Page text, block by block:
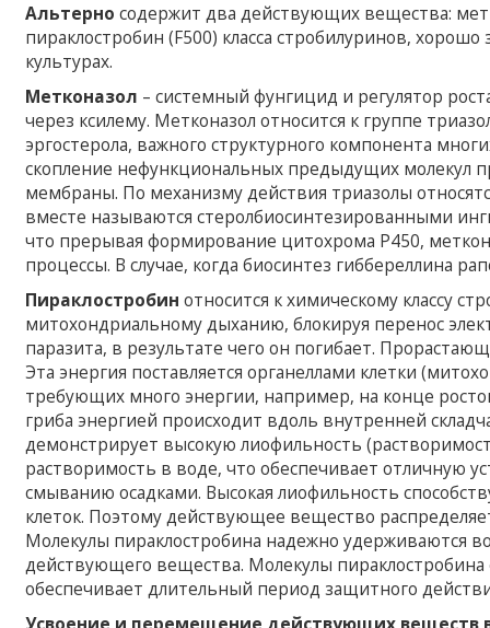
Альтерно содержит два действующих вещества:
пираклостробин (F500) класса стробилуринов,
культурах.
Метконазол – системный фунгицид и регулятор
через ксилему. Метконазол относится к группе
эргостерола, важного структурного компонента
скопление нефункциональных предыдущих молекул
мембраны. По механизму действия триазолы
вместе называются стеролбиосинтезированными
что прерывая формирование цитохрома P450,
процессы. В случае, когда биосинтез гиббереллина
Пираклостробин относится к химическому классу
митохондриальному дыханию, блокируя перенос
паразита, в результате чего он погибает.
Эта энергия поставляется органеллами клетки
требующих много энергии, например, на конце
гриба энергией происходит вдоль внутренней
демонстрирует высокую лиофильность
растворимость в воде, что обеспечивает отличную
смыванию осадками. Высокая лиофильность
клеток. Поэтому действующее вещество
Молекулы пираклостробина надежно удерживаются
действующего вещества. Молекулы
обеспечивает длительный период защитного